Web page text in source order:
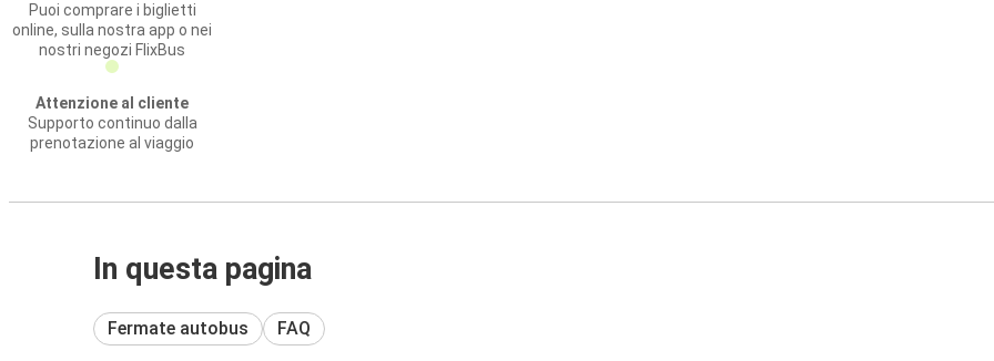
Puoi comprare i biglietti
online, sulla nostra app o nei
nostri negozi FlixBus
Attenzione al cliente
Supporto continuo dalla
prenotazione al viaggio
In questa pagina
Fermate autobus FAQ